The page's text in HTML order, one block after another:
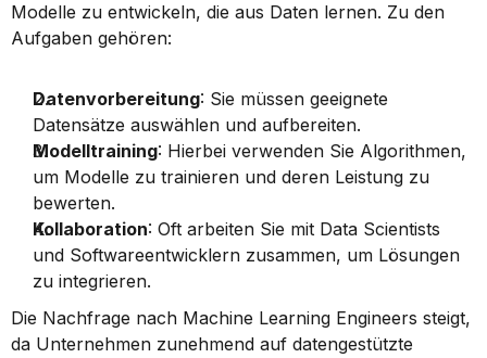
Modelle zu entwickeln, die aus Daten lernen. Zu den
Aufgaben gehören:
Datenvorbereitung: Sie müssen geeignete
Datensätze auswählen und aufbereiten.
Modelltraining: Hierbei verwenden Sie Algorithmen,
um Modelle zu trainieren und deren Leistung zu
bewerten.
Kollaboration: Oft arbeiten Sie mit Data Scientists
und Softwareentwicklern zusammen, um Lösungen
zu integrieren.
Die Nachfrage nach Machine Learning Engineers steigt,
da Unternehmen zunehmend auf datengestützte